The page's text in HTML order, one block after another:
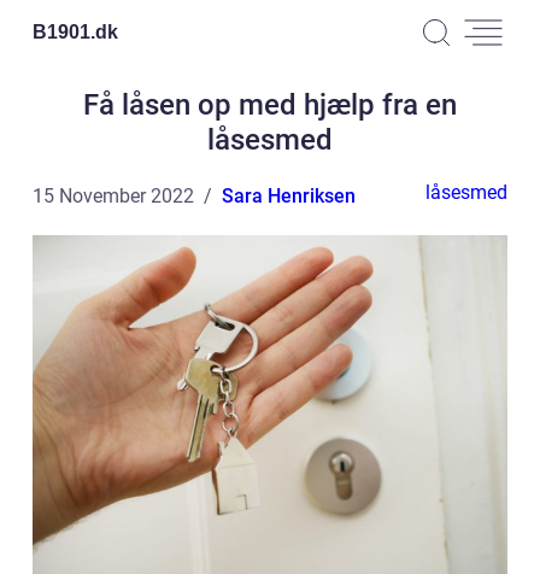
B1901.dk
Få låsen op med hjælp fra en
låsesmed
15 November 2022 Sara Henriksen låsesmed